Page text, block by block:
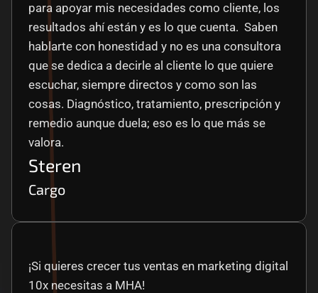
para apoyar mis necesidades como cliente, los
resultados ahí están y es lo que cuenta.  Saben
hablarte con honestidad y no es una consultora
que se dedica a decirle al cliente lo que quiere
escuchar, siempre directos y como son las
cosas. Diagnóstico, tratamiento, prescripción y
remedio aunque duela; eso es lo que más se
valora.
Steren
Cargo
¡Si quieres crecer tus ventas en marketing digital
10x necesitas a MHA!